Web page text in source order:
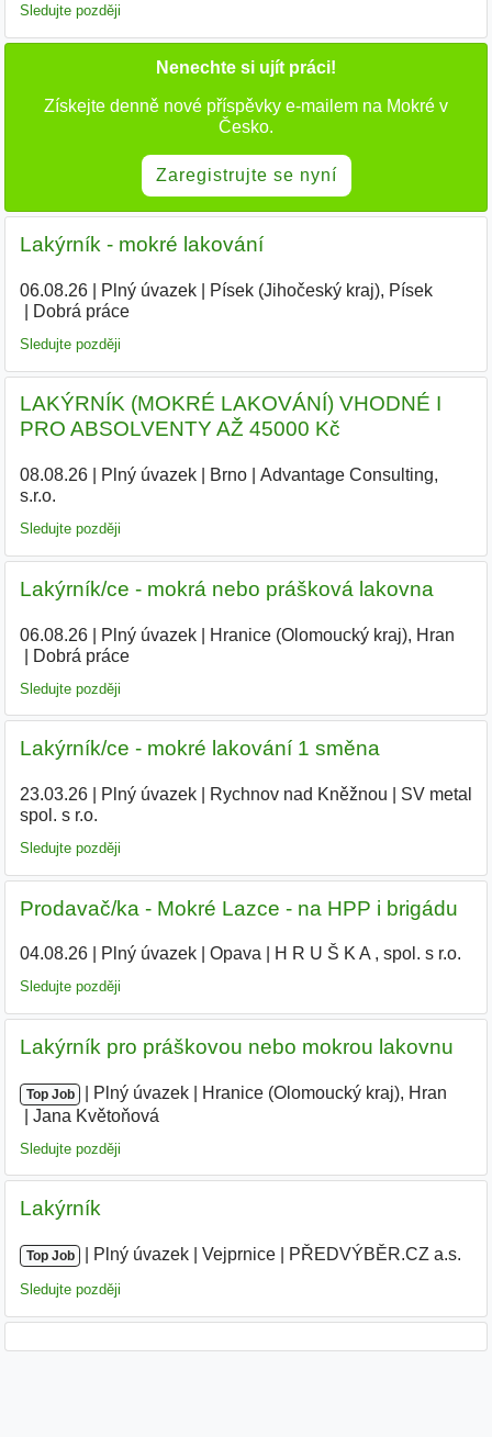
Sledujte později
Nenechte si ujít práci!
Získejte denně nové příspěvky e-mailem na Mokré v
Česko.
Zaregistrujte se nyní
Lakýrník - mokré lakování
06.08.26| Plný úvazek| Písek (Jihočeský kraj), Písek|
Dobrá práce
Sledujte později
LAKÝRNÍK (MOKRÉ LAKOVÁNÍ) VHODNÉ I
PRO ABSOLVENTY AŽ 45000 Kč
08.08.26| Plný úvazek| Brno|
Advantage Consulting,
s.r.o.
Sledujte později
Lakýrník/ce - mokrá nebo prášková lakovna
06.08.26| Plný úvazek| Hranice (Olomoucký kraj), Hran
Dobrá práce
Sledujte později
Lakýrník/ce - mokré lakování 1 směna
23.03.26| Plný úvazek| Rychnov nad Kněžnou
SV metal
spol. s r.o.
Sledujte později
Prodavač/ka - Mokré Lazce - na HPP i brigádu
04.08.26| Plný úvazek| Opava H R U Š K A , spol. s r.o.
Sledujte později
Lakýrník pro práškovou nebo mokrou lakovnu
Top Job Plný úvazek Hranice (Olomoucký kraj), Hran
Jana Květoňová
Sledujte později
Lakýrník
Top Job Plný úvazek Vejprnice PŘEDVÝBĚR.CZ a.s.
Sledujte později